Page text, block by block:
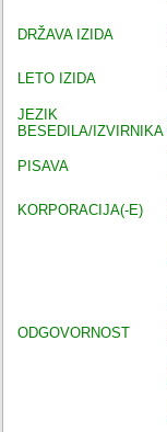
DRŽAVA IZIDA
LETO IZIDA
JEZIK
BESEDILA/IZVIRNIKA
PISAVA
KORPORACIJA(-E)
ODGOVORNOST